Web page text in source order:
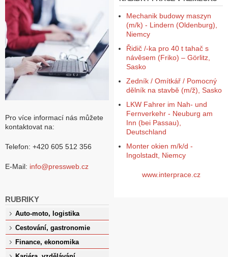
Pro více informací nás můžete
kontaktovat na:
Telefon: +420 605 512 356
E-Mail: info@pressweb.cz
RUBRIKY
Auto-moto, logistika
Cestování, gastronomie
Finance, ekonomika
Mechanik budowy maszyn
(m/k) - Lindern (Oldenburg),
Niemcy
Řidič /-ka pro 40 t tahač s
návěsem (Friko) – Görlitz,
Sasko
Zedník / Omítkář / Pomocný
dělník na stavbě (m/ž), Sasko
LKW Fahrer im Nah- und
Fernverkehr - Neuburg am
Inn (bei Passau),
Deutschland
Monter okien m/k/d -
Ingolstadt, Niemcy
www.interprace.cz